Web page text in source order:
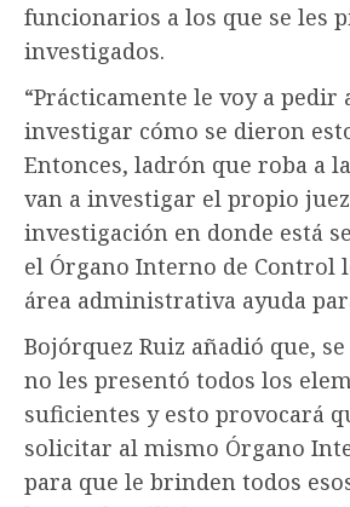
funcionarios a los que se les
investigados.
“Prácticamente le voy a pedir
investigar cómo se dieron
Entonces, ladrón que roba a
van a investigar el propio
investigación en donde está
el Órgano Interno de Control
área administrativa ayuda
Bojórquez Ruiz añadió que,
no les presentó todos los
suficientes y esto provocará
solicitar al mismo Órgano
para que le brinden todos